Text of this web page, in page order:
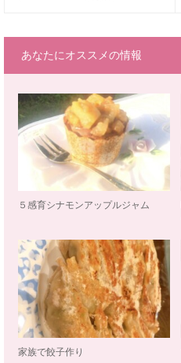
あなたにオススメの情報
５感育シナモンアップルジャム
家族で餃子作り